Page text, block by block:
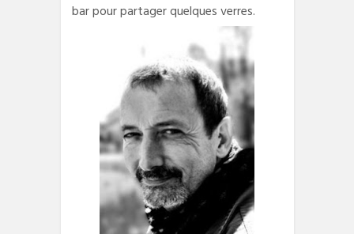
bar pour partager quelques verres.